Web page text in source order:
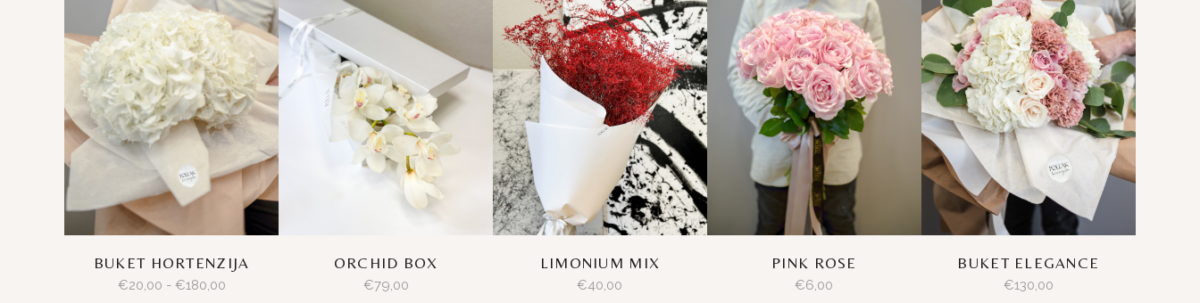
BUKET HORTENZIJA
€20,00 - €180,00
ORCHID BOX
€79,00
LIMONIUM MIX
€40,00
PINK ROSE
€6,00
BUKET ELEGANCE
€130,00